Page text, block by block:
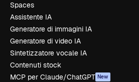
Spaces
Assistente IA
Generatore di immagini IA
Generatore di video IA
Sintetizzatore vocale IA
Contenuti stock
MCP per Claude/ChatGPT New